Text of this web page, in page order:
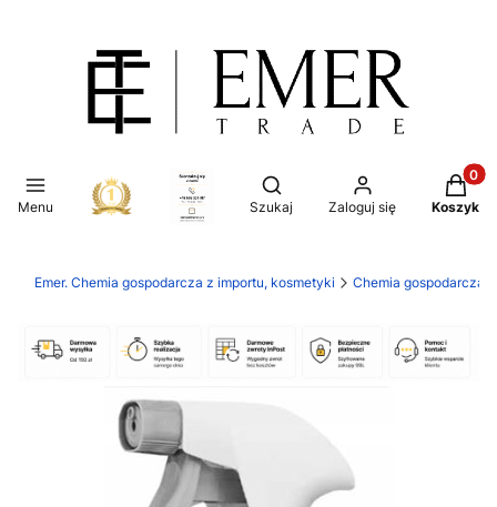
Menu
Otwórz wyszukiwarkę
Szukaj Zaloguj się Koszyk
Emer. Chemia gospodarcza z importu, kosmetyki Chemia gospodarcza